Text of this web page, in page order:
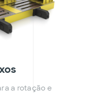
a rotação e